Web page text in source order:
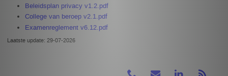
Beleidsplan privacy v1.2.pdf
College van beroep v2.1.pdf
Examenreglement v6.12.pdf
Laatste update: 29-07-2026